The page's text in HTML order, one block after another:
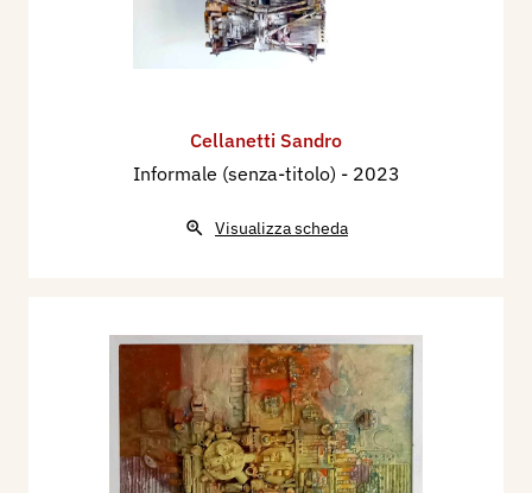
Cellanetti Sandro
Informale (senza-titolo) - 2023
Visualizza scheda